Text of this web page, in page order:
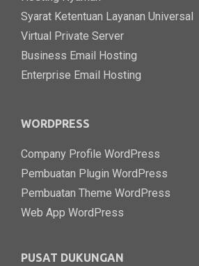
Syarat Ketentuan Layanan Universal
Virtual Private Server
Business Email Hosting
Enterprise Email Hosting
WORDPRESS
Company Profile WordPress
Pembuatan Plugin WordPress
Pembuatan Theme WordPress
Web App WordPress
PUSAT DUKUNGAN